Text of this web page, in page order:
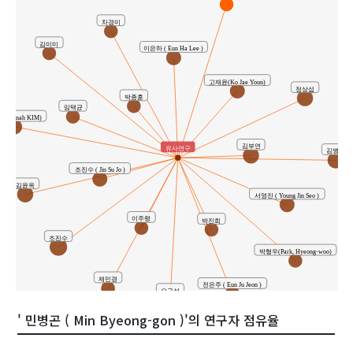
고재윤(Ko Jae Youn)
김미미
김병수
김부연
(Sunah KIM)
김윤옥
박종훈
박진희
박형우(Park, Hyeong-woo)
서영진 ( Young Jin Seo )
오규설
이은하 ( Eun Ha Lee )
이주령
임택균
전은주 ( Eun Ju Jeon )
정상섭
제민경
조진수
조진수 ( Jin Su Jo )
차경미
유사연구
' 민병곤 ( Min Byeong-gon )'의 연구자 점유율